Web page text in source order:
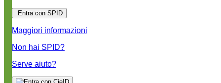
Entra con SPID
Maggiori informazioni
Non hai SPID?
Serve aiuto?